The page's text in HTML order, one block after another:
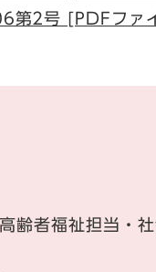
第2号 [PDFファ
齢者福祉担当・